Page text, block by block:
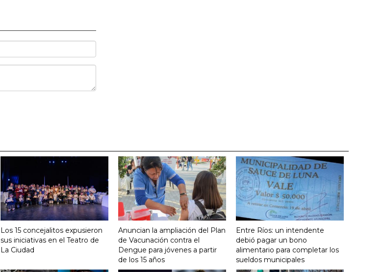
sus iniciativas en el Teatro de
La Ciudad
de Vacunación contra el
Dengue para jóvenes a partir
de los 15 años
debió pagar un bono
alimentario para completar los
sueldos municipales